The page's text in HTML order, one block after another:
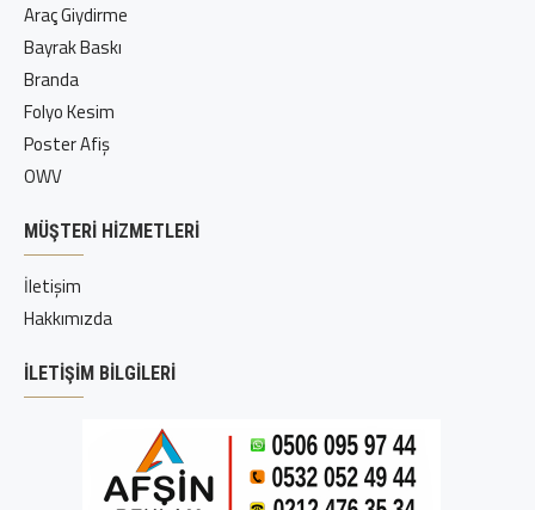
Araç Giydirme
Bayrak Baskı
Branda
Folyo Kesim
Poster Afiş
OWV
MÜŞTERI HIZMETLERI
İletişim
Hakkımızda
İLETIŞIM BILGILERI